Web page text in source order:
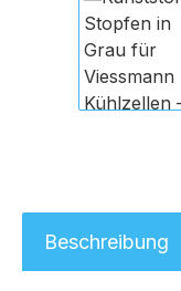
Beschreibung